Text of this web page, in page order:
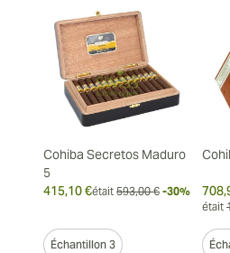
Cohiba Secretos Maduro
5
415,10 €était 593,00 € -30%
Échantillon 3
était